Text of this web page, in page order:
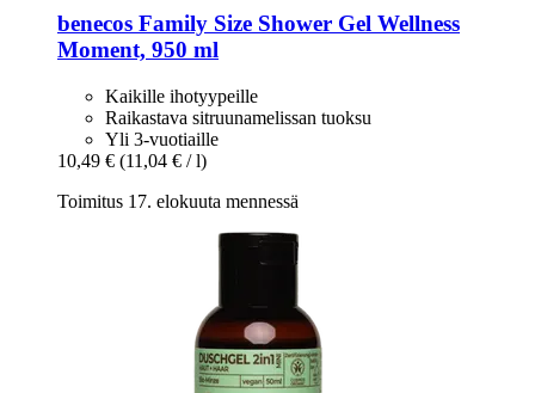
benecos Family Size Shower Gel Wellness
Moment, 950 ml
Kaikille ihotyypeille
Raikastava sitruunamelissan tuoksu
Yli 3-vuotiaille
10,49 € (11,04 € / l)
Toimitus 17. elokuuta mennessä